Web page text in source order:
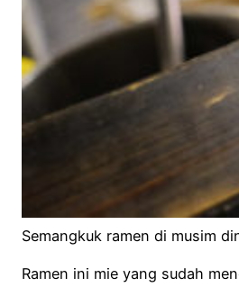
Semangkuk ramen di musim
Ramen ini mie yang sudah